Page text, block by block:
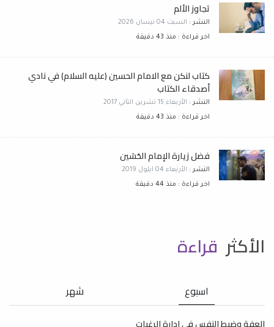
تجاوز الألم
النشر : السبت 04 نيسان 2026
اخر قراءة : منذ 43 دقيقة
كتاب لنكن مع الامام الحسين (عليه السلام) في نادي
أصدقاء الكتاب
النشر : الأربعاء 15 تشرين الثاني 2017
اخر قراءة : منذ 43 دقيقة
فضل زيارة الإمام الحُسَين
النشر : الأربعاء 04 ايلول 2019
اخر قراءة : منذ 44 دقيقة
الأكثر قراءة
اسبوع شهر